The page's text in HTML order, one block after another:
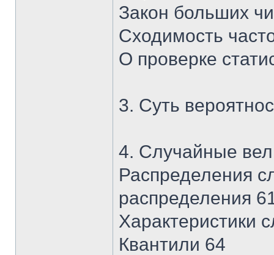
Закон больших
Сходимость
О проверке
3. Суть
4. Случайные
Распределения
распределения
Характеристики
Квантили 64